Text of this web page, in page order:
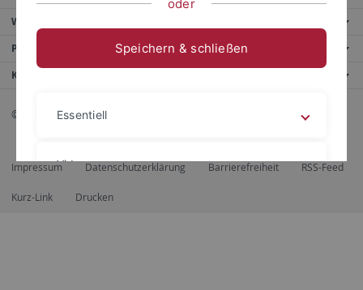
Weitere Angebote
Portale
Kontaktinfo
© 2026 Eberhard Karls Universität Tübingen, Tübingen
Impressum Datenschutzerklärung Barrierefreiheit RSS-Feed
Kurz-Link Drucken
oder
Speichern & schließen
Essentiell
Videos